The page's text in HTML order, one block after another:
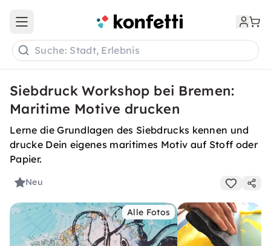
Open main menu
Suche: Stadt, Erlebnis
Siebdruck Workshop bei Bremen:
Maritime Motive drucken
Lerne die Grundlagen des Siebdrucks kennen und
drucke Dein eigenes maritimes Motiv auf Stoff oder
Papier.
Neu
Alle Fotos